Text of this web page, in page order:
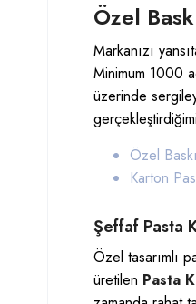
Özel
Markanızı
Minimum 1000
üzerinde
Özel
Karton
Şeffaf Pasta
Özel tasarımlı
üretilen Pasta